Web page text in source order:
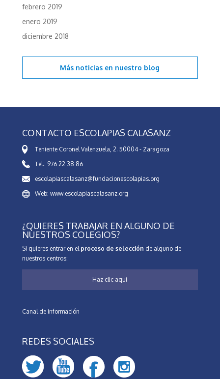
febrero 2019
enero 2019
diciembre 2018
Más noticias en nuestro blog
CONTACTO ESCOLAPIAS CALASANZ
Teniente Coronel Valenzuela, 2. 50004 - Zaragoza
Tel.: 976 22 38 86
escolapiascalasanz@fundacionescolapias.org
Web: www.escolapiascalasanz.org
¿QUIERES TRABAJAR EN ALGUNO DE
NUESTROS COLEGIOS?
Si quieres entrar en el proceso de selección de alguno de
nuestros centros:
Haz clic aquí
Canal de información
REDES SOCIALES